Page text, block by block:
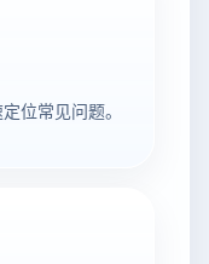
位常见问题。